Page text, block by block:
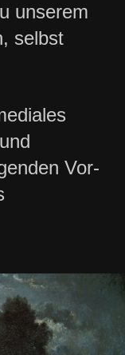
unserem
selbst
Vor-